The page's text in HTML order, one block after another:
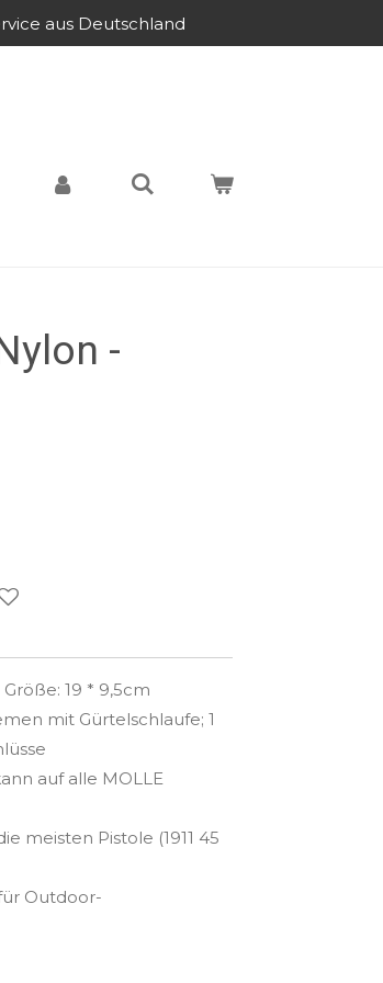
aus Deutschland
-
19 * 9,5cm
mit Gürtelschlaufe; 1
auf alle MOLLE
meisten Pistole (1911 45
Outdoor-